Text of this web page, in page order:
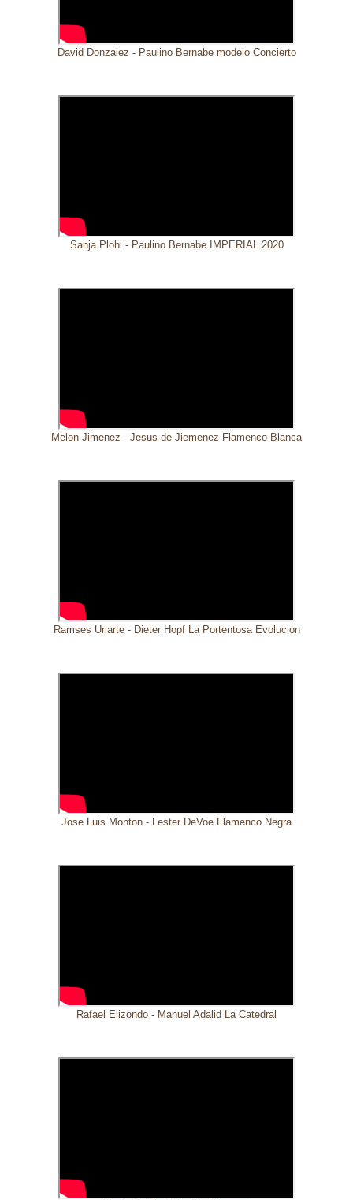
David Donzalez - Paulino Bernabe modelo Concierto
Sanja Plohl - Paulino Bernabe IMPERIAL 2020
Melon Jimenez - Jesus de Jiemenez Flamenco Blanca
Ramses Uriarte - Dieter Hopf La Portentosa Evolucion
Jose Luis Monton - Lester DeVoe Flamenco Negra
Rafael Elizondo - Manuel Adalid La Catedral